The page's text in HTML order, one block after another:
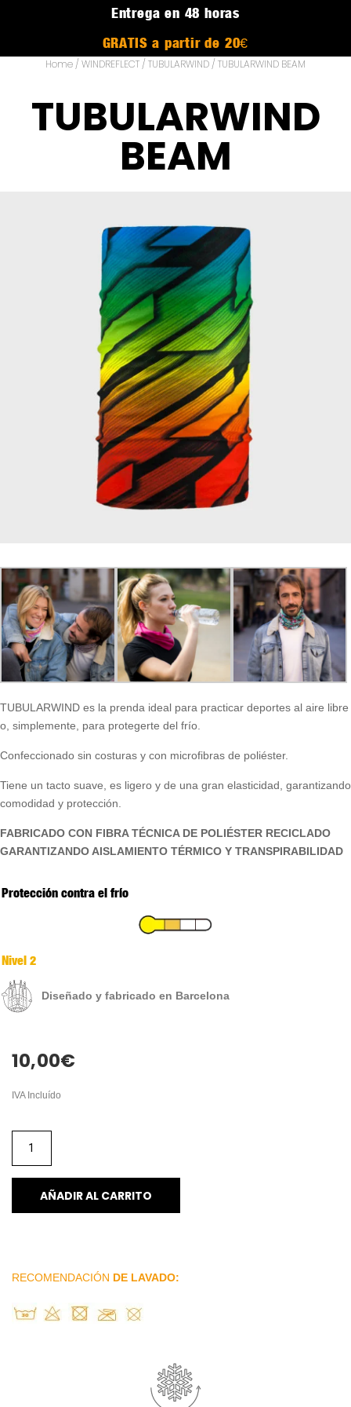
Entrega en 48 horas
GRATIS a partir de 20€
Home / WINDREFLECT / TUBULARWIND / TUBULARWIND BEAM
TUBULARWIND
BEAM
TUBULARWIND es la prenda ideal para practicar deportes al aire libre
o, simplemente, para protegerte del frío.
Confeccionado sin costuras y con microfibras de poliéster.
Tiene un tacto suave, es ligero y de una gran elasticidad, garantizando
comodidad y protección.
FABRICADO CON FIBRA TÉCNICA DE POLIÉSTER RECICLADO
GARANTIZANDO AISLAMIENTO TÉRMICO Y TRANSPIRABILIDAD
Protección contra el frío
Nivel 2
Diseñado y fabricado en Barcelona
10,00€
IVA Incluído
AÑADIR AL CARRITO
RECOMENDACIÓN DE LAVADO: